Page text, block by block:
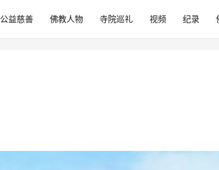
公益慈善 佛教人物 寺院巡礼 视频 纪录